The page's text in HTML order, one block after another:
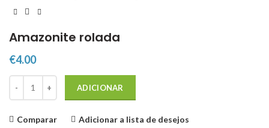
Amazonite rolada
€4.00
ADICIONAR
Comparar Adicionar a lista de desejos